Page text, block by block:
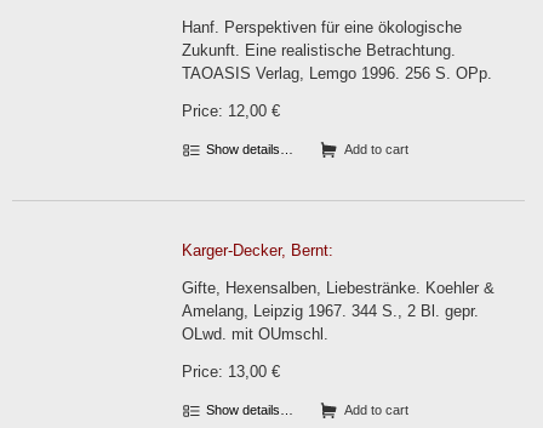
Hanf. Perspektiven für eine ökologische
Zukunft. Eine realistische Betrachtung.
TAOASIS Verlag, Lemgo 1996. 256 S. OPp.
Price: 12,00 €
Show details… Add to cart
Karger-Decker, Bernt:
Gifte, Hexensalben, Liebestränke. Koehler &
Amelang, Leipzig 1967. 344 S., 2 Bl. gepr.
OLwd. mit OUmschl.
Price: 13,00 €
Show details… Add to cart